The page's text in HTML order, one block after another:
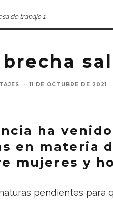
· 11 DE OCTUBRE DE 2021
ha
en materia
mujeres y
pendientes para